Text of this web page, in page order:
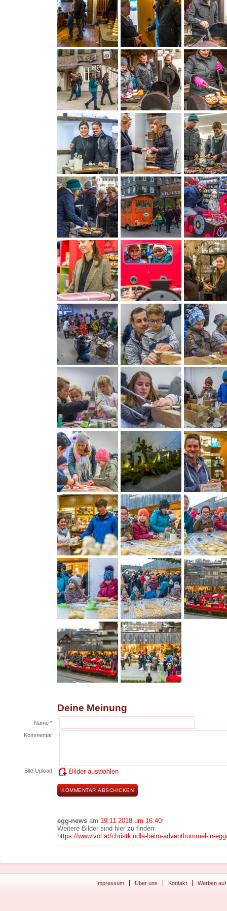
Deine Meinung
Name *
Kommentar
Bild-Upload Bilder auswählen
egg-news am 19.11.2018 um 16:40:
Weitere Bilder sind hier zu finden:
https://www.vol.at/christkindla-beim-adventbummel-in-
Impressum Über uns Kontakt Werben